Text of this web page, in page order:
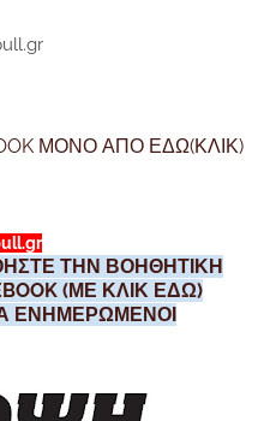
ΜΟΝΟ ΑΠΟ ΕΔΩ(ΚΛΙΚ)
ΤΗΝ ΒΟΗΘΗΤΙΚΗ
(ΜΕ ΚΛΙΚ ΕΔΩ)
ΕΝΗΜΕΡΩΜΕΝΟΙ